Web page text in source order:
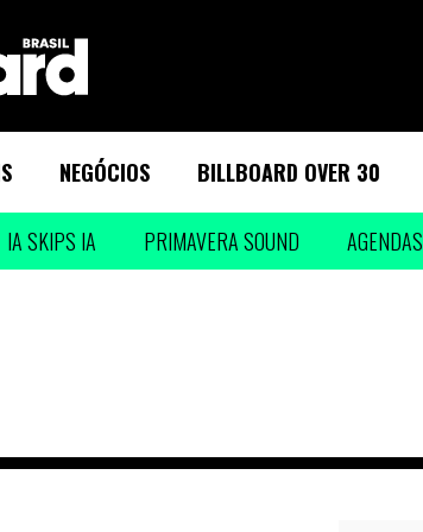
NEGÓCIOS BILLBOARD OVER 30
IA SKIPS IA PRIMAVERA SOUND AGENDAS